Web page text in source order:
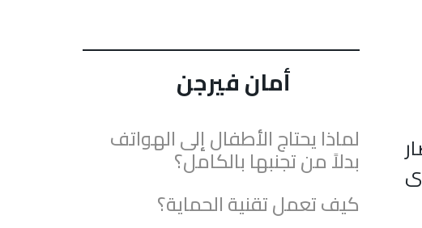
أمان فيرجن
لماذا يحتاج الأطفال إلى الهواتف
بدلاً من تجنبها بالكامل؟
كيف تعمل تقنية الحماية؟